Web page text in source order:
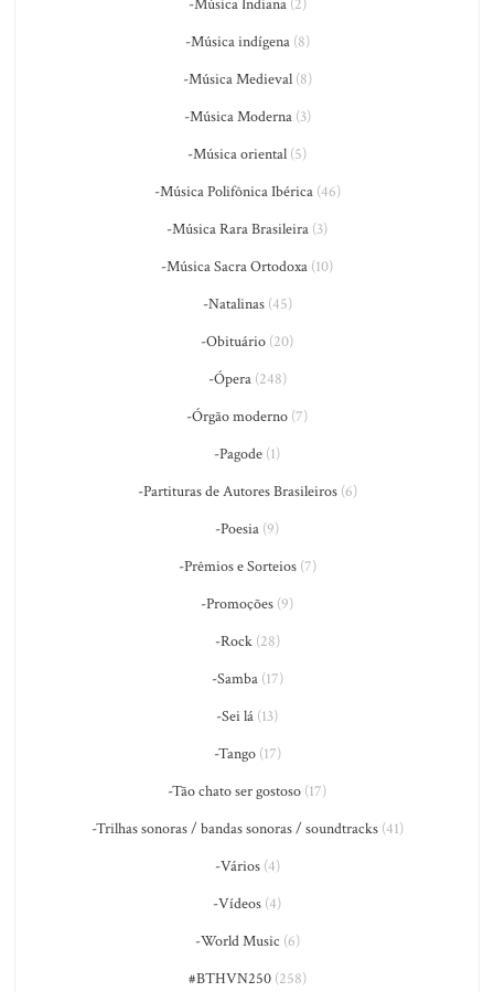
-Música Indiana(2)
-Música indígena(8)
-Música Medieval(8)
-Música Moderna(3)
-Música oriental (5)
-Música Polifônica Ibérica(46)
-Música Rara Brasileira (3)
-Música Sacra Ortodoxa (10)
-Natalinas(45)
-Obituário (20)
-Ópera(248)
-Órgão moderno (7)
-Pagode (1)
-Partituras de Autores Brasileiros(6)
-Poesia (9)
-Prêmios e Sorteios(7)
-Promoções (9)
-Rock(28)
-Samba(17)
-Sei lá (13)
-Tango(17)
-Tão chato ser gostoso (17)
-Trilhas sonoras / bandas sonoras / soundtracks(41)
-Vários(4)
-Vídeos (4)
-World Music (6)
#BTHVN250(258)